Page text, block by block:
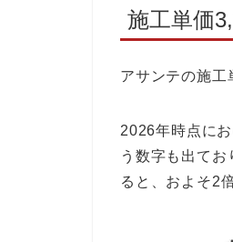
施工単価
アサンテの施工
2026年時点に
う数字も出て
ると、およそ2